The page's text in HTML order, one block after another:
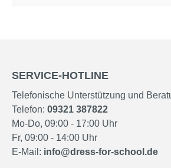
SERVICE-HOTLINE
Telefonische Unterstützung und
Telefon: 09321 387822
Mo-Do, 09:00 - 17:00 Uhr
Fr, 09:00 - 14:00 Uhr
E-Mail: info@dress-for-school.de